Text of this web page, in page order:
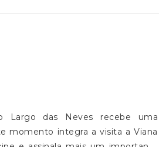
Largo das Neves recebe uma
momento integra a visita a Viana